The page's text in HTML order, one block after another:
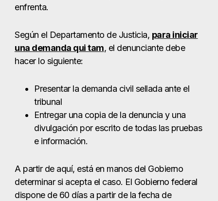
enfrenta.
Según el Departamento de Justicia, para iniciar
una demanda qui tam, el denunciante debe
hacer lo siguiente:
Presentar la demanda civil sellada ante el
tribunal
Entregar una copia de la denuncia y una
divulgación por escrito de todas las pruebas
e información.
A partir de aquí, está en manos del Gobierno
determinar si acepta el caso. El Gobierno federal
dispone de 60 días a partir de la fecha de